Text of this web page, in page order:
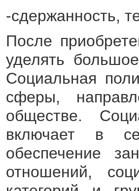
-сдержанность,
После
уделять
Социальная
сферы,
обществе.
включает в
обеспечение
отношений,